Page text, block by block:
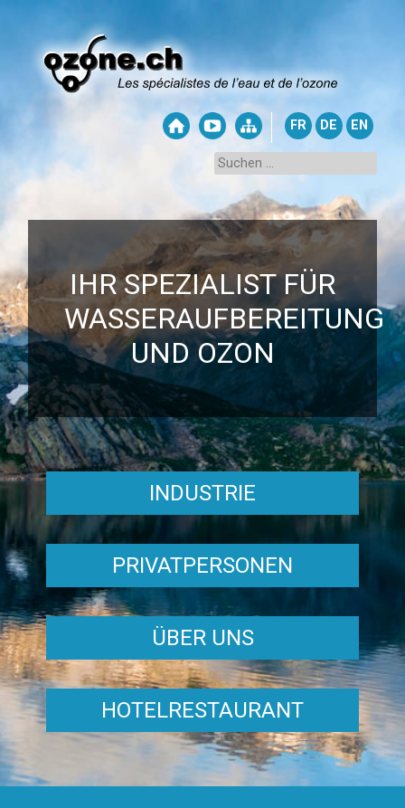
FR DE EN
IHR SPEZIALIST FÜR
WASSERAUFBEREITUNG
UND OZON
INDUSTRIE
PRIVATPERSONEN
ÜBER UNS
HOTELRESTAURANT